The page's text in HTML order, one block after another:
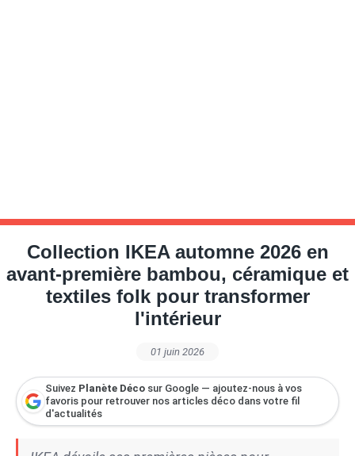
Collection IKEA automne 2026 en
avant-première bambou, céramique et
textiles folk pour transformer
l'intérieur
01 juin 2026
Suivez Planète Déco sur Google — ajoutez-nous à vos
favoris pour retrouver nos articles déco dans votre fil
d'actualités